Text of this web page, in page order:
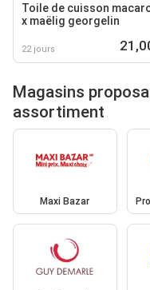
Toile de cuisson
x maëlig georgelin
22 jours
Magasins
assortiment
Maxi Bazar